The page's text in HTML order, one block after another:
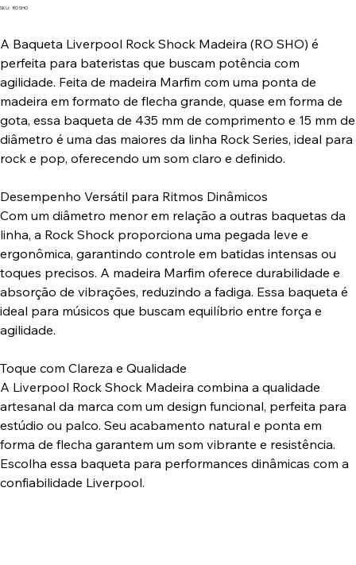
SKU: SKU
RO SHO
A Baqueta Liverpool Rock Shock Madeira (RO SHO) é
perfeita para bateristas que buscam potência com
agilidade. Feita de madeira Marfim com uma ponta de
madeira em formato de flecha grande, quase em forma de
gota, essa baqueta de 435 mm de comprimento e 15 mm de
diâmetro é uma das maiores da linha Rock Series, ideal para
rock e pop, oferecendo um som claro e definido.
Desempenho Versátil para Ritmos Dinâmicos
Com um diâmetro menor em relação a outras baquetas da
linha, a Rock Shock proporciona uma pegada leve e
ergonômica, garantindo controle em batidas intensas ou
toques precisos. A madeira Marfim oferece durabilidade e
absorção de vibrações, reduzindo a fadiga. Essa baqueta é
ideal para músicos que buscam equilíbrio entre força e
agilidade.
Toque com Clareza e Qualidade
A Liverpool Rock Shock Madeira combina a qualidade
artesanal da marca com um design funcional, perfeita para
estúdio ou palco. Seu acabamento natural e ponta em
forma de flecha garantem um som vibrante e resistência.
Escolha essa baqueta para performances dinâmicas com a
confiabilidade Liverpool.